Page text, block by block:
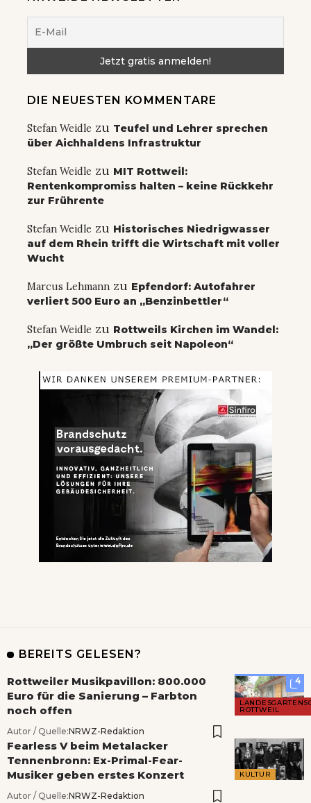
DIE NEUESTEN KOMMENTARE
Stefan Weidle zu Teufel und Lehrer sprechen
über Aichhaldens Infrastruktur
Stefan Weidle zu MIT Rottweil:
Rentenkompromiss halten – keine Rückkehr
zur Frührente
Stefan Weidle zu Historisches Niedrigwasser
auf dem Rhein trifft die Wirtschaft mit voller
Wucht
Marcus Lehmann zu Epfendorf: Autofahrer
verliert 500 Euro an „Benzinbettler“
Stefan Weidle zu Rottweils Kirchen im Wandel:
„Der größte Umbruch seit Napoleon“
BEREITS GELESEN?
4
ROTTWEIL
Rottweiler Musikpavillon: 800.000
Euro für die Sanierung – Farbton
noch offen
Autor / Quelle:NRWZ-Redaktion
KULTUR
Fearless V beim Metalacker
Tennenbronn: Ex-Primal-Fear-
Musiker geben erstes Konzert
Autor / Quelle:NRWZ-Redaktion